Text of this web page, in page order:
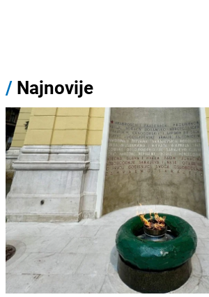
/ Najnovije